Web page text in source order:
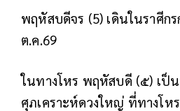
พฤหัสบดีจร (5) เดินในราศีก
ต.ค.69
ในทางโหร พฤหัสบดี (๕) เป็
ศุภเคราะห์ดวงใหญ่ ที่ทางโห